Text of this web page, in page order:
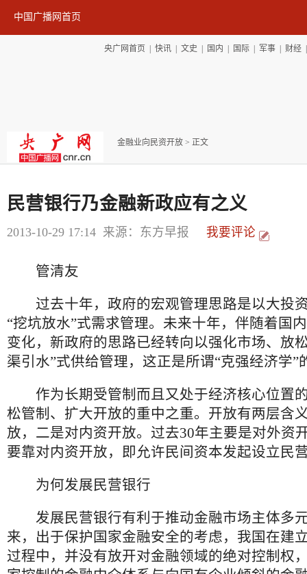
中国广播网首页
央广网首页 快讯| 文史 国内 国际| 军事| 财经
金融业向民资开放 > 正文
民营银行乃金融新政应有之义
2013-10-29 17:14 来源：东方早报 我要评论
管清友
过去十年，政府的宏观管理思路是以大投
“挖坑放水”式需求管理。未来十年，伴随着国
变化，新政府的思路已经转向以强化市场、放
渠引水”式供给管理，这正是所谓“克强经济学”
作为长期受管制而且又处于经济核心位置
松管制、扩大开放的重中之重。开放有两层含
放，二是对内资开放。过去30年主要是对外资
要靠对内资开放，即允许民间资本发起设立民
为何发展民营银行
发展民营银行有利于推动金融市场主体多
来，出于保护国家金融安全的考虑，我国在建
过程中，并没有放开对金融领域的绝对控制权